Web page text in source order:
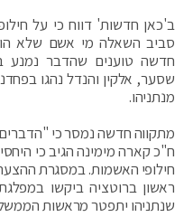
ב'כאן חדשות' דווח כי על
סביב השאלה מי אשם שלא
חדשה טוענים שהדבר נמנע
שסער, אלקין והנדל נהגו
מנתניהו.
מתקווה חדשה נמסר כי
ח"כ קארה מימינה הגיב כי
חילופי האשמות. במסגרת
ראשון ברוטציה ביקשו
שנתניהו יתפטר מראשות